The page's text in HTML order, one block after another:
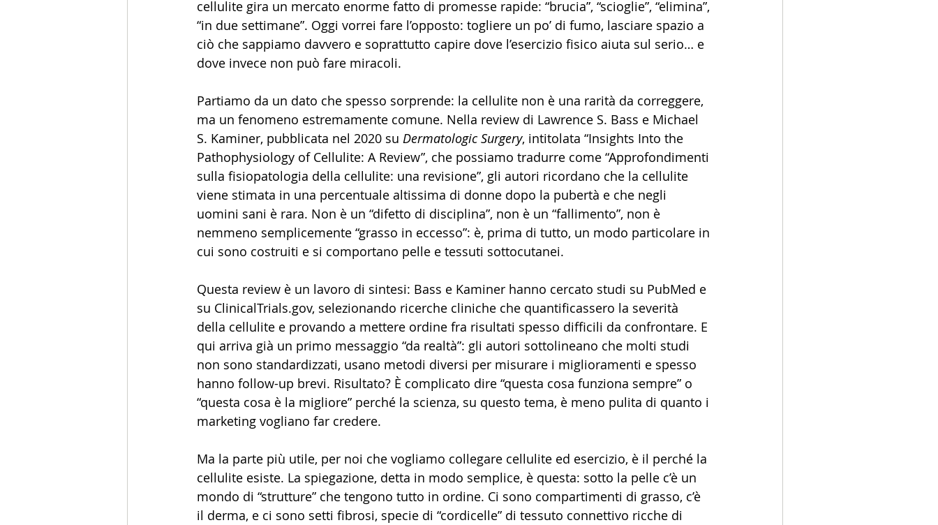
cellulite gira un mercato enorme fatto di promesse rapide: “brucia”, “scioglie”, “elimina”,
“in due settimane”. Oggi vorrei fare l’opposto: togliere un po’ di fumo, lasciare spazio a
ciò che sappiamo davvero e soprattutto capire dove l’esercizio fisico aiuta sul serio… e
dove invece non può fare miracoli.
Partiamo da un dato che spesso sorprende: la cellulite non è una rarità da correggere,
ma un fenomeno estremamente comune. Nella review di Lawrence S. Bass e Michael
S. Kaminer, pubblicata nel 2020 su Dermatologic Surgery, intitolata “Insights Into the
Pathophysiology of Cellulite: A Review”, che possiamo tradurre come “Approfondimenti
sulla fisiopatologia della cellulite: una revisione”, gli autori ricordano che la cellulite
viene stimata in una percentuale altissima di donne dopo la pubertà e che negli
uomini sani è rara. Non è un “difetto di disciplina”, non è un “fallimento”, non è
nemmeno semplicemente “grasso in eccesso”: è, prima di tutto, un modo particolare in
cui sono costruiti e si comportano pelle e tessuti sottocutanei.
Questa review è un lavoro di sintesi: Bass e Kaminer hanno cercato studi su PubMed e
su ClinicalTrials.gov, selezionando ricerche cliniche che quantificassero la severità
della cellulite e provando a mettere ordine fra risultati spesso difficili da confrontare. E
qui arriva già un primo messaggio “da realtà”: gli autori sottolineano che molti studi
non sono standardizzati, usano metodi diversi per misurare i miglioramenti e spesso
hanno follow-up brevi. Risultato? È complicato dire “questa cosa funziona sempre” o
“questa cosa è la migliore” perché la scienza, su questo tema, è meno pulita di quanto i
marketing vogliano far credere.
Ma la parte più utile, per noi che vogliamo collegare cellulite ed esercizio, è il perché la
cellulite esiste. La spiegazione, detta in modo semplice, è questa: sotto la pelle c’è un
mondo di “strutture” che tengono tutto in ordine. Ci sono compartimenti di grasso, c’è
il derma, e ci sono setti fibrosi, specie di “cordicelle” di tessuto connettivo ricche di